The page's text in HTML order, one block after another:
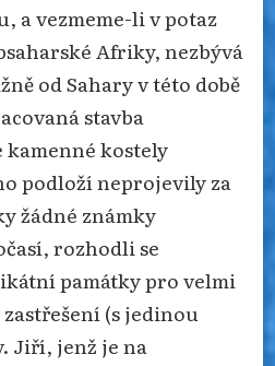
a vezmeme-li v potaz
Afriky, nezbývá
od Sahary v této době
stavba
kostely
podloží neprojevily za
žádné známky
rozhodli se
památky pro velmi
(s jedinou
Jiří, jenž je na